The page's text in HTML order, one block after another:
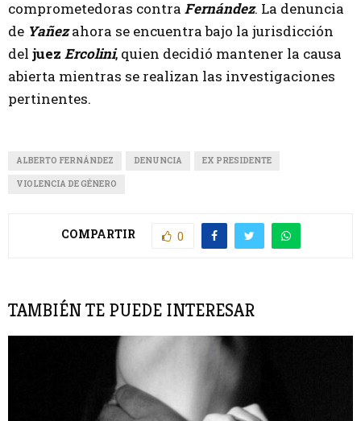
comprometedoras contra Fernández. La denuncia
de Yañezahora se encuentra bajo la jurisdicción
del juez Ercolini, quien decidió mantener la causa
abierta mientras se realizan las investigaciones
pertinentes.
ALBERTO FERNÁNDEZ DENUNCIA EX PRESIDENTE
VIOLENCIA DE GÉNERO
COMPARTIR 0
TAMBIÉN TE PUEDE INTERESAR